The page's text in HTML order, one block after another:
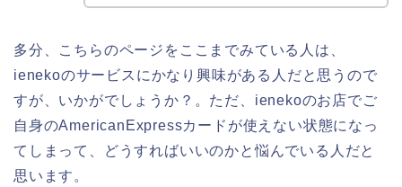
多分、こちらのページをここまでみている人は、
ienekoのサービスにかなり興味がある人だと思うので
すが、いかがでしょうか？。ただ、ienekoのお店でご
自身のAmericanExpressカードが使えない状態になっ
てしまって、どうすればいいのかと悩んでいる人だと
思います。